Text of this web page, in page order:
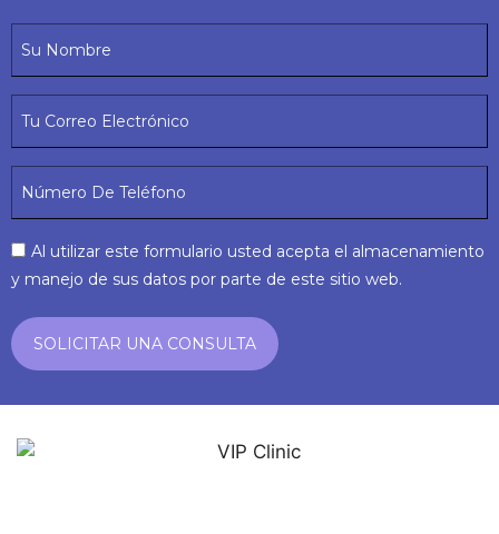
Al utilizar este formulario usted acepta el almacenamiento
y manejo de sus datos por parte de este sitio web.